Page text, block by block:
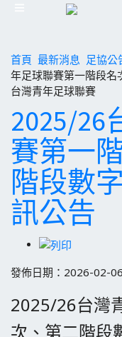
首頁 最新消息 足協公
年足球聯賽第一階段名
台灣青年足球聯賽
2025/26
賽第一
階段數
訊公告
發佈日期：2026-02-06
2025/26台灣
次、第二階段